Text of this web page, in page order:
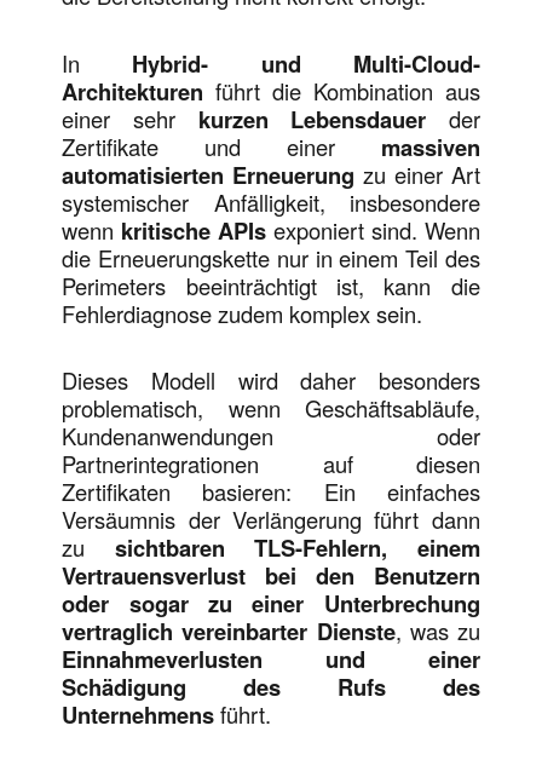
In Hybrid- und Multi-Cloud-
Architekturen führt die Kombination aus
einer sehr kurzen Lebensdauer der
Zertifikate und einer massiven
automatisierten Erneuerung zu einer Art
systemischer Anfälligkeit, insbesondere
wenn kritische APIs exponiert sind. Wenn
die Erneuerungskette nur in einem Teil des
Perimeters beeinträchtigt ist, kann die
Fehlerdiagnose zudem komplex sein.
Dieses Modell wird daher besonders
problematisch, wenn Geschäftsabläufe,
Kundenanwendungen oder
Partnerintegrationen auf diesen
Zertifikaten basieren: Ein einfaches
Versäumnis der Verlängerung führt dann
zu sichtbaren TLS-Fehlern, einem
Vertrauensverlust bei den Benutzern
oder sogar zu einer Unterbrechung
vertraglich vereinbarter Dienste, was zu
Einnahmeverlusten und einer
Schädigung des Rufs des
Unternehmensführt.